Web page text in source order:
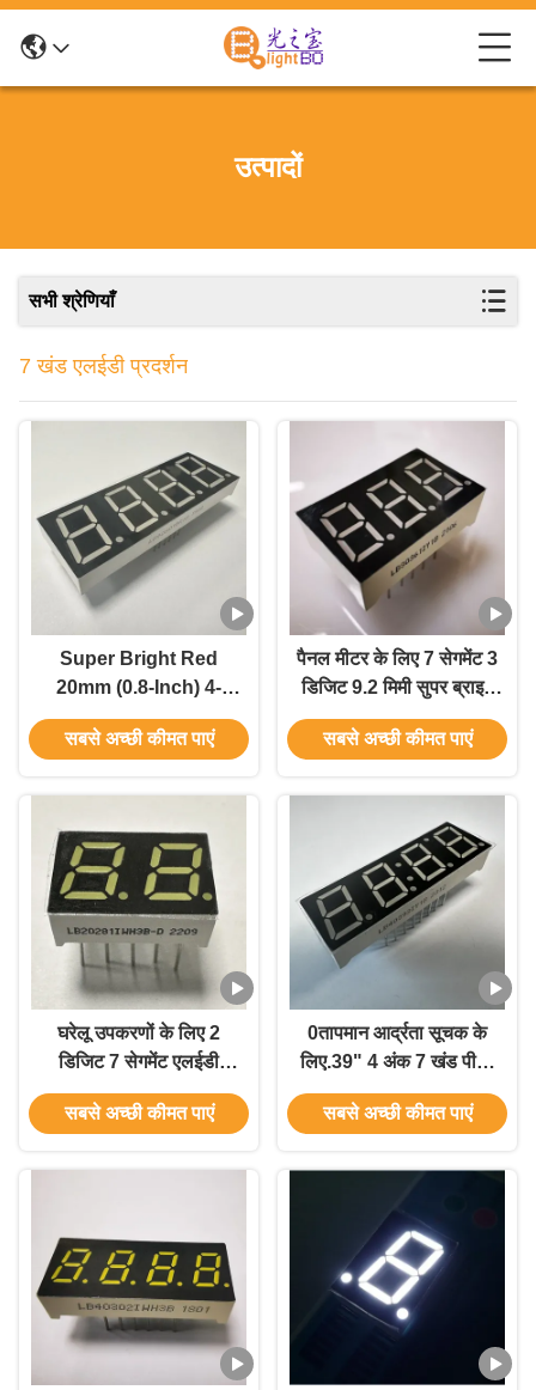
उत्पादों
सभी श्रेणियाँ
7 खंड एलईडी प्रदर्शन
Super Bright Red
20mm (0.8-Inch) 4-
Digit 7-Segment
Common Anode LED
सबसे अच्छी कीमत पाएं
पैनल मीटर के लिए 7 सेगमेंट 3
डिजिट 9.2 मिमी सुपर ब्राइट
एम्बर एलईडी डिस्प्ले कॉमन
एनोड
सबसे अच्छी कीमत पाएं
घरेलू उपकरणों के लिए 2
डिजिट 7 सेगमेंट एलईडी
डिस्प्ले सुपर ब्राइट व्हाइट
कॉमन एनोड
सबसे अच्छी कीमत पाएं
0तापमान आर्द्रता सूचक के
लिए.39" 4 अंक 7 खंड पीला
सामान्य कैथोड
सबसे अच्छी कीमत पाएं